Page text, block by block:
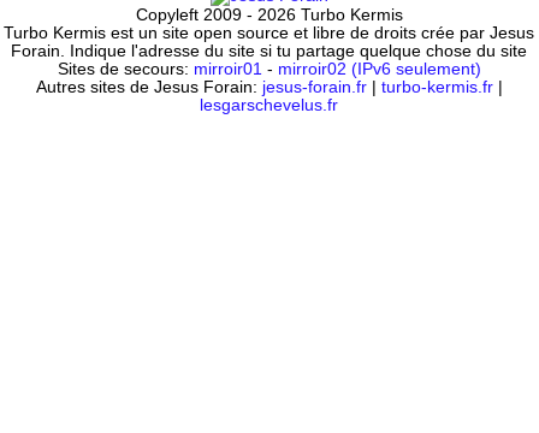
Copyleft 2009 - 2026 Turbo Kermis
Turbo Kermis est un site open source et libre de droits crée par Jesus
Forain. Indique l'adresse du site si tu partage quelque chose du site
Sites de secours: mirroir01 - mirroir02 (IPv6 seulement)
Autres sites de Jesus Forain: jesus-forain.fr| turbo-kermis.fr|
lesgarschevelus.fr